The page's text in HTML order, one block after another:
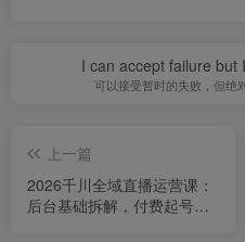
I can accept failure but
可以接受暂时的失败，但绝
上一篇
2026千川全域直播运营课：
后台基础拆解，付费起号追